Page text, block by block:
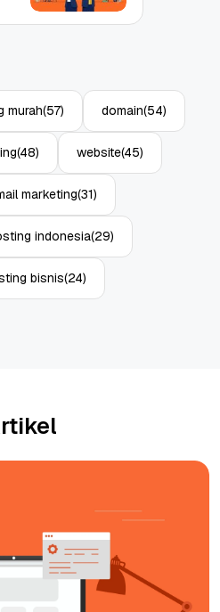
murah(57) domain(54)
(48) website(45)
marketing(31)
indonesia(29)
bisnis(24)